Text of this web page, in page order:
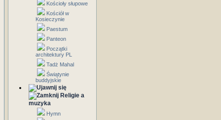
Kościoły słupowe
Kościół w
Kosieczynie
Paestum
Panteon
Początki
architektury PL
Tadż Mahal
Świątynie
buddyjskie
Religie a
muzyka
Hymn